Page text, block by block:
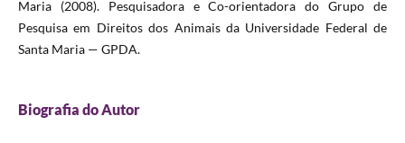
Maria (2008). Pesquisadora e Co-orientadora do Grupo de
Pesquisa em Direitos dos Animais da Universidade Federal de
Santa Maria — GPDA.
Biografia do Autor